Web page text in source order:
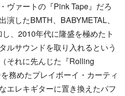
ヴァートの『Pink Tape』だろ
演したBMTH、BABYMETAL、
、2010年代に隆盛を極めたト
ルサウンドを取り入れるという
それに先んじた『Rolling
務めたプレイボーイ・カーティ
エレキギターに置き換えたパフ